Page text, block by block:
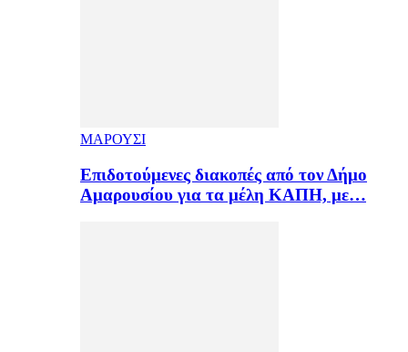
ΜΑΡΟΥΣΙ
Επιδοτούμενες διακοπές από τον Δήμο
Αμαρουσίου για τα μέλη ΚΑΠΗ, με…